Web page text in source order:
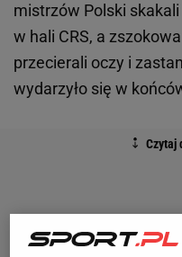
mistrzów Polski
w hali CRS, a
przecierali oczy i
wydarzyło się w